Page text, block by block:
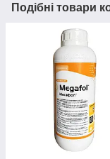
Подібні товари